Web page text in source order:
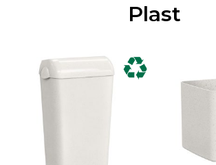
Plast